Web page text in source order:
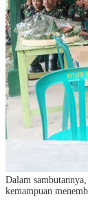
Dalam
kemampuan